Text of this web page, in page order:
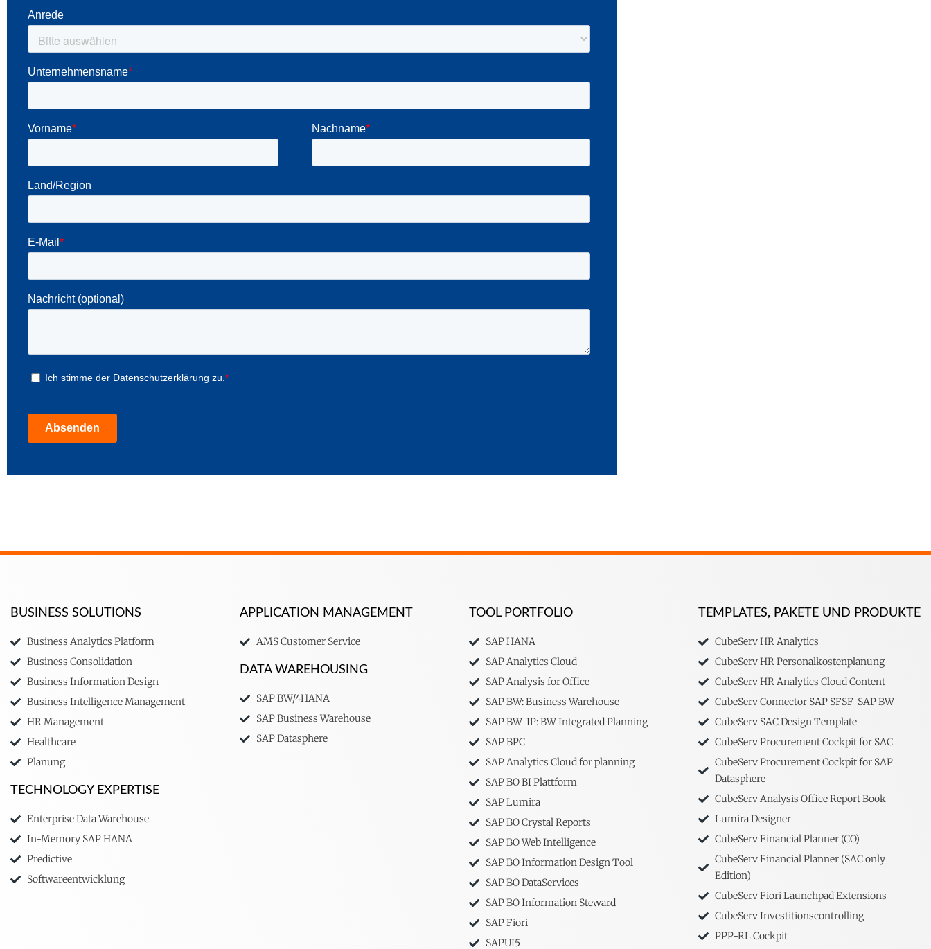
BUSINESS SOLUTIONS
Business Analytics Platform
Business Consolidation
Business Information Design
Business Intelligence Management
HR Management
Healthcare
Planung
TECHNOLOGY EXPERTISE
Enterprise Data Warehouse
In-Memory SAP HANA
Predictive
Softwareentwicklung
APPLICATION MANAGEMENT
AMS Customer Service
DATA WAREHOUSING
SAP BW/4HANA
SAP Business Warehouse
SAP Datasphere
TOOL PORTFOLIO
SAP HANA
SAP Analytics Cloud
SAP Analysis for Office
SAP BW: Business Warehouse
SAP BW-IP: BW Integrated Planning
SAP BPC
SAP Analytics Cloud for planning
SAP BO BI Plattform
SAP Lumira
SAP BO Crystal Reports
SAP BO Web Intelligence
SAP BO Information Design Tool
SAP BO DataServices
SAP BO Information Steward
SAP Fiori
SAPUI5
TEMPLATES, PAKETE UND PRODUKTE
CubeServ HR Analytics
CubeServ HR Personalkostenplanung
CubeServ HR Analytics Cloud Content
CubeServ Connector SAP SFSF-SAP BW
CubeServ SAC Design Template
CubeServ Procurement Cockpit for SAC
CubeServ Procurement Cockpit for SAP
Datasphere
CubeServ Analysis Office Report Book
Lumira Designer
CubeServ Financial Planner (CO)
CubeServ Financial Planner (SAC only
Edition)
CubeServ Fiori Launchpad Extensions
CubeServ Investitionscontrolling
PPP-RL Cockpit